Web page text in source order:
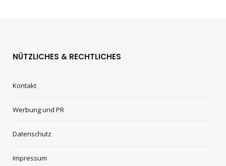
NÜTZLICHES & RECHTLICHES
Kontakt
Werbung und PR
Datenschutz
Impressum